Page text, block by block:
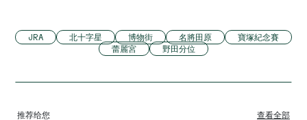
JRA 北十字星 博物街 名將田原
寶塚紀念賽
蕾麗宮
野田分位
推荐给您 查看全部